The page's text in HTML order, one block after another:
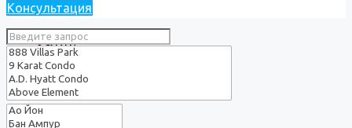
Услуги
О нас
Консультация